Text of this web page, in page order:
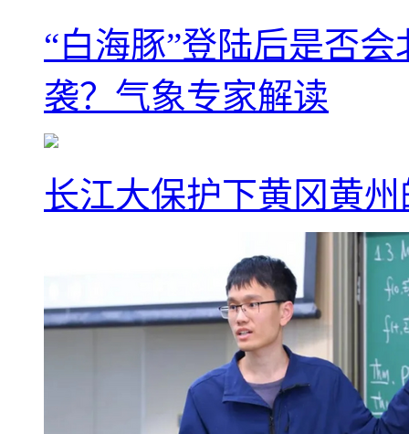
“白海豚”登陆后是否
袭？气象专家解读
长江大保护下黄冈黄